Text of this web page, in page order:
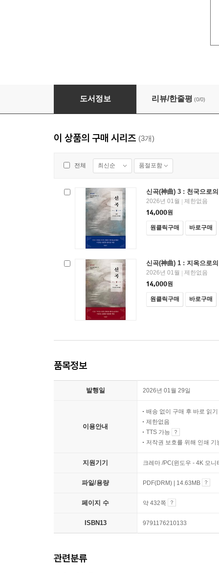
신곡(神曲) 3 : 천국으로의 편력(遍歷)
도서정보 리뷰/한줄평 (0/0)
이 상품의 구매 시리즈 (3개)
전체 최신순 품절포함
신곡(神曲) 3 : 천국으로
2026년 01월 | 제한없음
14,000원
원클릭구매 바로구매
신곡(神曲) 1 : 지옥으로
2026년 01월 | 제한없음
14,000원
원클릭구매 바로구매
품목정보
발행일 2026년 01월 29일
이용안내
배송 없이 구매 후 바로 읽기
제한없음
TTS 가능
저작권 보호를 위해 인쇄 기
지원기기 크레마 /PC(윈도우 - 4K 모
파일/용량 PDF(DRM) | 14.63MB
페이지 수 약 432쪽
ISBN13 9791176210133
관련분류